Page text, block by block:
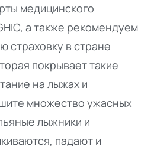
медицинского
а также рекомендуем
страховку в стране
покрывает такие
на лыжах и
множество ужасных
лыжники и
падают и